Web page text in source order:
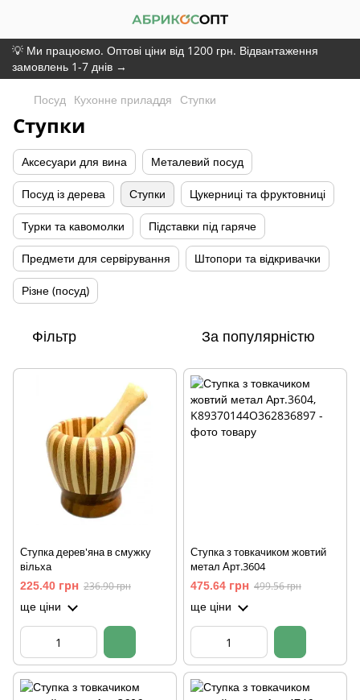
💡 Ми працюємо. Оптові ціни від 1200 грн. Відвантаження
замовлень 1-7 днів →
Посуд Кухонне приладдя Ступки
Ступки
Аксесуари для вина Металевий посуд
Посуд із дерева Ступки Цукерниці та фруктовниці
Турки та кавомолки Підставки під гаряче
Предмети для сервірування Штопори та відкривачки
Різне (посуд)
Фільтр За популярністю
Ступка дерев'яна в смужку
вільха
225.40 грн 236.90 грн
ще ціни
Ступка з товкачиком жовтий
метал Арт.3604
475.64 грн 499.56 грн
ще ціни